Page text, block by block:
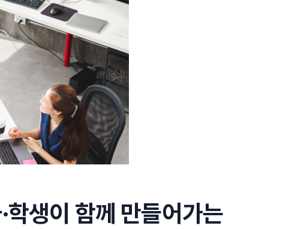
학생이 함께 만들어가는